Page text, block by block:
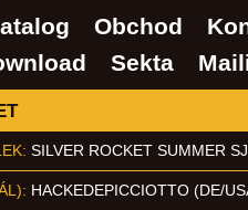
Obchod
Sekta
: SILVER ROCKET SUMMER
: HACKEDEPICCIOTTO (DE/